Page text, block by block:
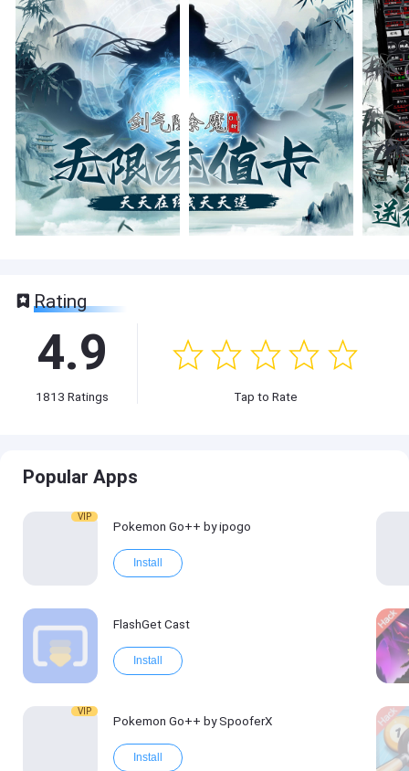
Rating
4.9
1813 Ratings Tap to Rate
Popular Apps
VIP
Pokemon Go++ by ipogo
Install
FlashGet Cast
Install
VIP
Pokemon Go++ by SpooferX
Install